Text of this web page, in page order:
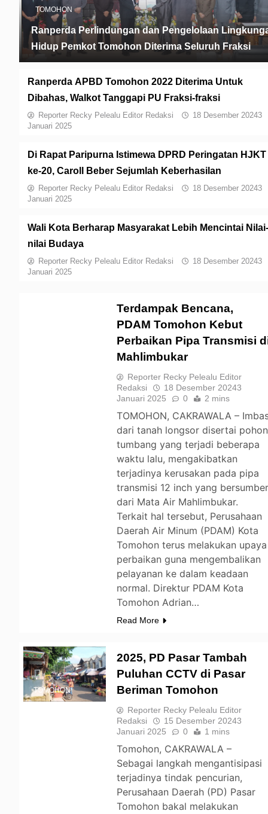
TOMOHON
Ranperda Perlindungan dan Pengelolaan
Hidup Pemkot Tomohon Diterima Seluruh Fraksi
Ranperda APBD Tomohon 2022 Diterima Untuk
Dibahas, Walkot Tanggapi PU Fraksi-fraksi
Reporter Recky Pelealu Editor Redaksi 18 Desember 20243
Januari 2025
Di Rapat Paripurna Istimewa DPRD Peringatan HJKT
ke-20, Caroll Beber Sejumlah Keberhasilan
Reporter Recky Pelealu Editor Redaksi 18 Desember 20243
Januari 2025
Wali Kota Berharap Masyarakat Lebih Mencintai Nilai-
nilai Budaya
Reporter Recky Pelealu Editor Redaksi 18 Desember 20243
Januari 2025
Terdampak Bencana,
PDAM Tomohon Kebut
Perbaikan Pipa Transmisi
Mahlimbukar
Reporter Recky Pelealu Editor
Redaksi
18 Desember 20243
Januari 2025
0 2 mins
TOMOHON, CAKRAWALA –
dari tanah longsor disertai pohon
tumbang yang terjadi beberapa
waktu lalu, mengakibatkan
terjadinya kerusakan pada pipa
transmisi 12 inch yang
dari Mata Air Mahlimbukar.
Terkait hal tersebut, Perusahaan
Daerah Air Minum (PDAM) Kota
Tomohon terus melakukan upaya
perbaikan guna mengembalikan
pelayanan ke dalam keadaan
normal. Direktur PDAM Kota
Tomohon Adrian…
Read More
TOMOHON
2025, PD Pasar Tambah
Puluhan CCTV di Pasar
Beriman Tomohon
Reporter Recky Pelealu Editor
Redaksi
15 Desember 20243
Januari 2025
0 1 mins
Tomohon, CAKRAWALA –
Sebagai langkah mengantisipasi
terjadinya tindak pencurian,
Perusahaan Daerah (PD) Pasar
Tomohon bakal melakukan